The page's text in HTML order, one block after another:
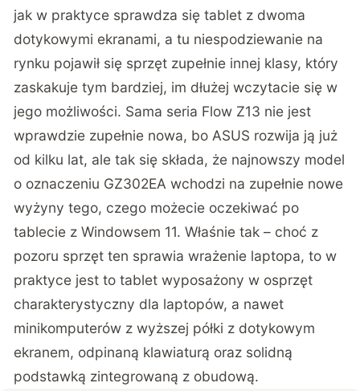
jak w praktyce sprawdza się tablet z dwoma
dotykowymi ekranami, a tu niespodziewanie na
rynku pojawił się sprzęt zupełnie innej klasy, który
zaskakuje tym bardziej, im dłużej wczytacie się w
jego możliwości. Sama seria Flow Z13 nie jest
wprawdzie zupełnie nowa, bo ASUS rozwija ją już
od kilku lat, ale tak się składa, że najnowszy model
o oznaczeniu GZ302EA wchodzi na zupełnie nowe
wyżyny tego, czego możecie oczekiwać po
tablecie z Windowsem 11. Właśnie tak – choć z
pozoru sprzęt ten sprawia wrażenie laptopa, to w
praktyce jest to tablet wyposażony w osprzęt
charakterystyczny dla laptopów, a nawet
minikomputerów z wyższej półki z dotykowym
ekranem, odpinaną klawiaturą oraz solidną
podstawką zintegrowaną z obudową.